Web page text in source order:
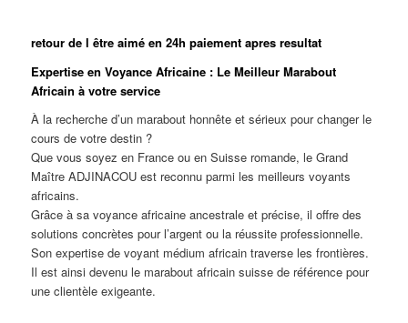
retour de l être aimé en 24h paiement apres resultat
Expertise en Voyance Africaine : Le Meilleur Marabout
Africain à votre service
À la recherche d’un marabout honnête et sérieux pour changer le
cours de votre destin ?
Que vous soyez en France ou en Suisse romande, le Grand
Maître ADJINACOU est reconnu parmi les meilleurs voyants
africains.
Grâce à sa voyance africaine ancestrale et précise, il offre des
solutions concrètes pour l’argent ou la réussite professionnelle.
Son expertise de voyant médium africain traverse les frontières.
Il est ainsi devenu le marabout africain suisse de référence pour
une clientèle exigeante.